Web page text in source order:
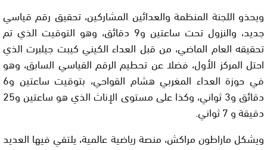
ويحذو اللجنة المنظمة والعدائين المشاركين، تحقيق رقم قياسي
جديد، والنزول تحت ساعتين و9 دقائق، وهو التوقيت الذي تم
تحقيقه العام الماضي، من قبل العداء الكيني كيبت جيلبرت الذي
احتل المركز الأول، فضلا عن تحطيم الرقم القياسي السابق، وهو
في حوزة العداء المغربي هشام القواحي، بتوقيت ساعتين و6
دقائق و3 ثواني، وكذا على مستوى الإناث الذي هو ساعتين و25
دقيقة و 7 ثواني.
ويشكل ماراطون مراكش، منصة رياضية عالمية، يلتقي فيها العديد